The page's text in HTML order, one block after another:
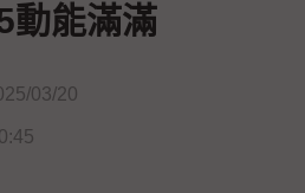
能滿滿
03/20